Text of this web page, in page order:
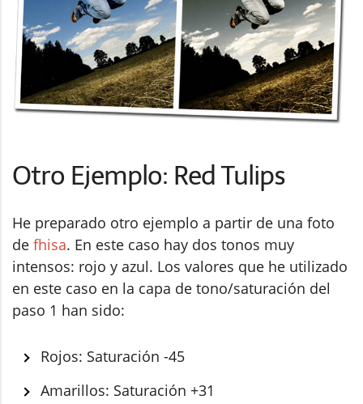
Otro Ejemplo: Red Tulips
He preparado otro ejemplo a partir de una foto
de fhisa. En este caso hay dos tonos muy
intensos: rojo y azul. Los valores que he utilizado
en este caso en la capa de tono/saturación del
paso 1 han sido:
Rojos: Saturación -45
Amarillos: Saturación +31